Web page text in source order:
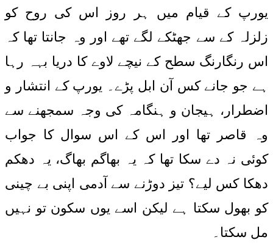
یورپ کے قیام میں ہر روز اس کی روح کو
زلزلہ کے سے جھٹکے لگے تھے اور وہ جانتا تھا کہ
اس رنگارنگ سطح کے نیچے لاوے کا دریا بہہ رہا
ہے جو جانے کس آن ابل پڑے۔ یورپ کے انتشار و
اضطرار، ہیجان و ہنگامہ کی وجہ سمجھنے سے
وہ قاصر تھا اور اس کے اس سوال کا جواب
کوئی نہ دے سکا تھا کہ یہ بھاگم بھاگ، یہ دھکم
دھکا کس لیے؟ تیز دوڑنے سے آدمی اپنی بے چینی
کو بھول سکتا ہے لیکن اسے یوں سکون تو نہیں
مل سکتا۔